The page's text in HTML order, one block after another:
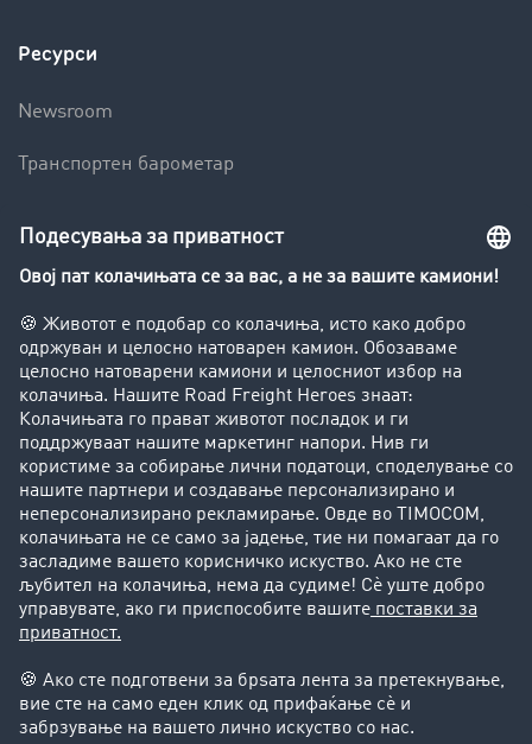
Ресурси
Newsroom
Транспортен барометар
Увид во транспортната берза
Забрани за возење на камиони
Фирма
Преку клиенти до нови клиенти
Успешни приказни
Поддршка
Поддршка
Правни прашања
Импресум